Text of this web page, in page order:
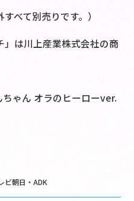
べて別売りです。）
は川上産業株式会社の商
ゃん オラのヒーローver.
ビ朝日・ADK